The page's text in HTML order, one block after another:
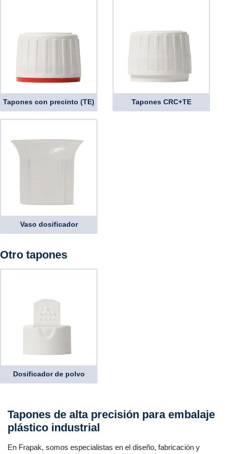
Tapones con precinto (TE) Tapones CRC+TE
Vaso dosificador
Otro tapones
Dosificador de polvo
Tapones de alta precisión para embalaje
plástico industrial
En Frapak, somos especialistas en el diseño, fabricación y